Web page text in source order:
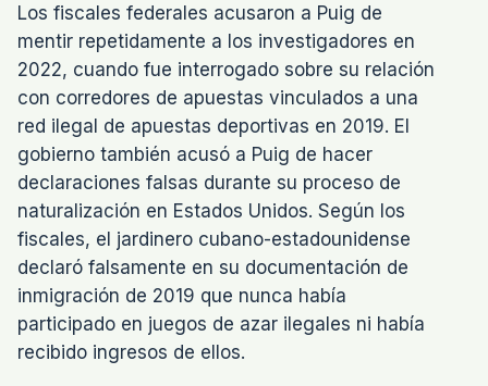
Los fiscales federales acusaron a Puig de
mentir repetidamente a los investigadores en
2022, cuando fue interrogado sobre su relación
con corredores de apuestas vinculados a una
red ilegal de apuestas deportivas en 2019. El
gobierno también acusó a Puig de hacer
declaraciones falsas durante su proceso de
naturalización en Estados Unidos. Según los
fiscales, el jardinero cubano-estadounidense
declaró falsamente en su documentación de
inmigración de 2019 que nunca había
participado en juegos de azar ilegales ni había
recibido ingresos de ellos.